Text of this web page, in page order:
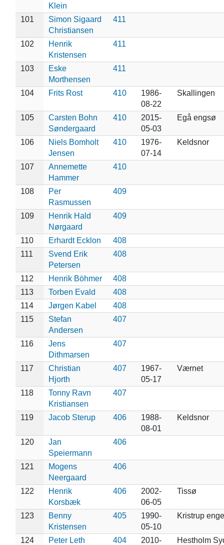
Klein
101
Simon Sigaard
Christiansen
411
102
Henrik
Kristensen
411
103
Eske
Morthensen
411
104 Frits Rost 410
1986-
08-22
Skallingen
105
Carsten Bohn
Søndergaard
410
2015-
05-03
Egå engsø
106
Niels Bomholt
Jensen
410
1976-
07-14
Keldsnor
107
Annemette
Hammer
410
108
Per
Rasmussen
409
109
Henrik Hald
Nørgaard
409
110 Erhardt Ecklon
408
111
Svend Erik
Petersen
408
112 Henrik Böhmer
408
113
Torben Evald
408
114
Jørgen Kabel
408
115
Stefan
Andersen
407
116
Jens
Dithmarsen
407
117
Christian
Hjorth
407
1967-
05-17
Værnet
118
Tonny Ravn
Kristiansen
407
119 Jacob Sterup 406
1988-
08-01
Keldsnor
120
Jan
Speiermann
406
121
Mogens
Neergaard
406
122
Henrik
Korsbæk
406
2002-
06-05
Tissø
123
Benny
Kristensen
405
1990-
05-10
Kristrup
124
Peter Leth
404
2010-
Hestholm